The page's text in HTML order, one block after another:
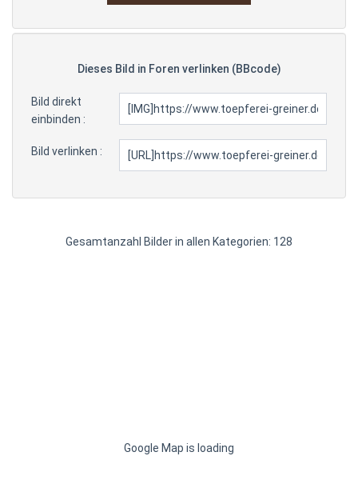
Dieses Bild in Foren verlinken (BBcode)
Bild direkt
einbinden :
Bild verlinken :
Gesamtanzahl Bilder in allen Kategorien: 128
Google Map is loading